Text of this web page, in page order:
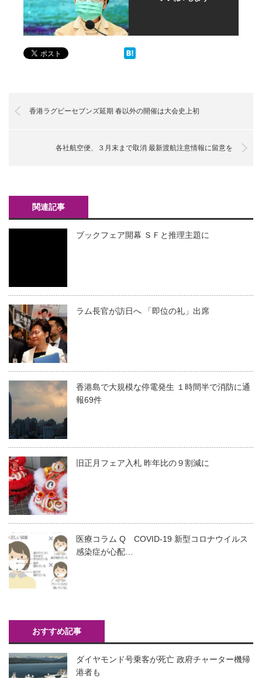
香港ラグビーセブンズ延期 春以外の開催は大会史上初
各社航空便、３月末まで取消 最新渡航注意情報に留意を
関連記事
ブックフェア開幕 ＳＦと推理主題に
ラム長官が訪日へ 「即位の礼」出席
香港島で大規模な停電発生 １時間半で消防に通
報69件
旧正月フェア入札 昨年比の９割減に
医療コラム Q COVID-19 新型コロナウイルス
感染症が心配…
おすすめ記事
ダイヤモンド号乗客が死亡 政府チャーター機帰
港者も